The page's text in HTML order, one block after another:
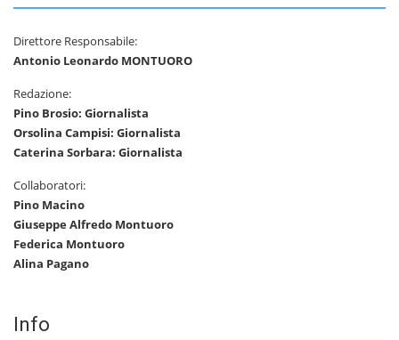
Direttore Responsabile:
Antonio Leonardo MONTUORO
Redazione:
Pino Brosio: Giornalista
Orsolina Campisi: Giornalista
Caterina Sorbara: Giornalista
Collaboratori:
Pino Macino
Giuseppe Alfredo Montuoro
Federica Montuoro
Alina Pagano
Info